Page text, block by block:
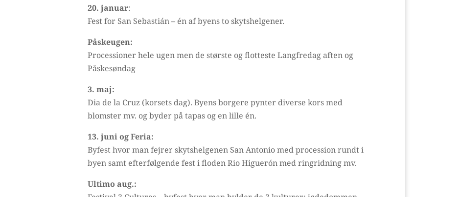
20. januar:
Fest for San Sebastián – én af byens to skytshelgener.
Påskeugen:
Processioner hele ugen men de største og flotteste Langfredag aften og
Påskesøndag
3. maj:
Dia de la Cruz (korsets dag). Byens borgere pynter diverse kors med
blomster mv. og byder på tapas og en lille én.
13. juni og Feria:
Byfest hvor man fejrer skytshelgenen San Antonio med procession rundt i
byen samt efterfølgende fest i floden Rio Higuerón med ringridning mv.
Ultimo aug.: